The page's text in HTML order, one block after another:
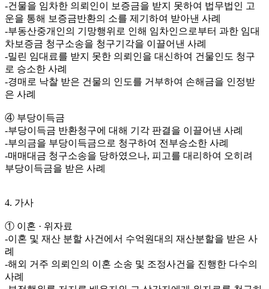
-건물을 임차한 의뢰인이 보증금을 받지 못하여 법무법인 고
운을 통해 보증금반환의 소를 제기하여 받아낸 사례
-부동산중개인의 기망행위로 인해 임차인으로부터 과한 임대
차보증금 청구소송을 청구기각을 이끌어낸 사례
-밀린 임대료를 받지 못한 의뢰인을 대신하여 건물인도 청구
로 승소한 사례
-경매로 낙찰 받은 건물의 인도를 거부하여 손해금을 인정받
은 사례
④ 부당이득금
-부당이득금 반환청구에 대해 기각 판결을 이끌어낸 사례
-부의금을 부당이득금으로 청구하여 전부승소한 사례
-매매대금 청구소송을 당하였으나, 피고를 대리하여 오히려
부당이득금을 받은 사례
4. 가사
① 이혼 · 위자료
-이혼 및 재산 분할 사건에서 수억원대의 재산분할을 받은 사
례
-해외 거주 의뢰인의 이혼 소송 및 조정사건을 진행한 다수의
사례